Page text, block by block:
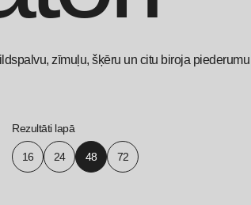
zīmuļu, šķēru un citu biroja
Rezultāti lapā
16 24 48 72